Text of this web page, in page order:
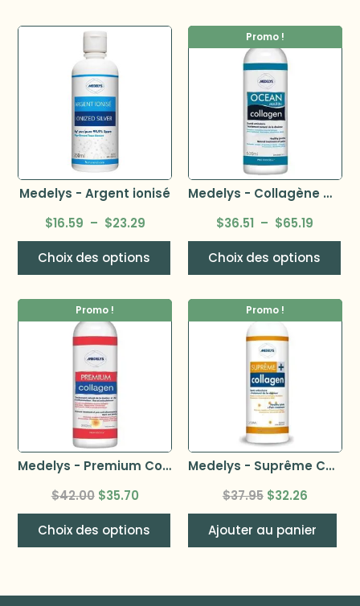
Medelys - Argent ionisé
$16.59 – $23.29
Choix des options
Promo !
Medelys - Collagène marin à base de poisson
$36.51 – $65.19
Choix des options
Promo !
Medelys - Premium Collagen
$42.00 $35.70
Choix des options
Promo !
Medelys - Suprême Collagène+ 250ml
$37.95 $32.26
Ajouter au panier